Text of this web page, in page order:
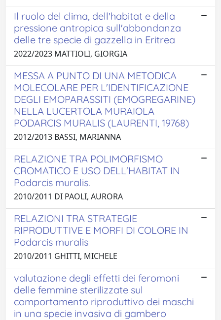
Il ruolo del clima, dell'habitat e della
pressione antropica sull'abbondanza
delle tre specie di gazzella in Eritrea
2022/2023 MATTIOLI, GIORGIA
MESSA A PUNTO DI UNA METODICA
MOLECOLARE PER L'IDENTIFICAZIONE
DEGLI EMOPARASSITI (EMOGREGARINE)
NELLA LUCERTOLA MURAIOLA
PODARCIS MURALIS (LAURENTI, 19768)
2012/2013 BASSI, MARIANNA
RELAZIONE TRA POLIMORFISMO
CROMATICO E USO DELL'HABITAT IN
Podarcis muralis.
2010/2011 DI PAOLI, AURORA
RELAZIONI TRA STRATEGIE
RIPRODUTTIVE E MORFI DI COLORE IN
Podarcis muralis
2010/2011 GHITTI, MICHELE
valutazione degli effetti dei feromoni
delle femmine sterilizzate sul
comportamento riproduttivo dei maschi
in una specie invasiva di gambero